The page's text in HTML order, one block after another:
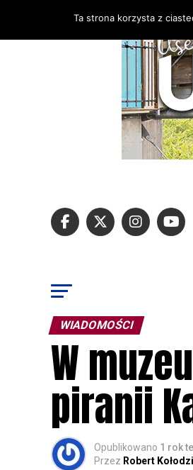
WIADOMOŚCI
W
piranii
Opublikowano 1 rok
Przez Robert
Ta strona korzysta z